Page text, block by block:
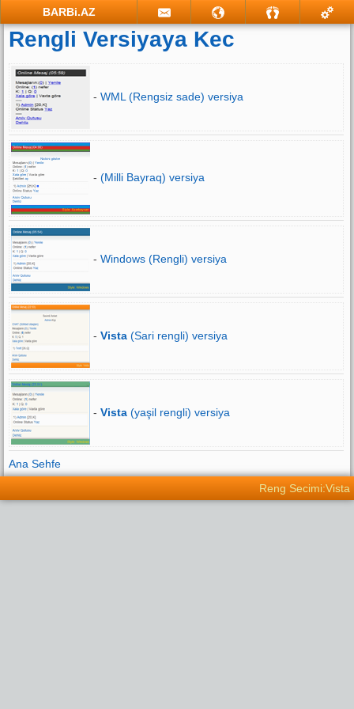
BARBi.AZ
Rengli Versiyaya Kec
- WML (Rengsiz sade) versiya
- (Milli Bayraq) versiya
- Windows (Rengli) versiya
- Vista (Sari rengli) versiya
- Vista (yaşil rengli) versiya
Ana Sehfe
Reng Secimi:Vista